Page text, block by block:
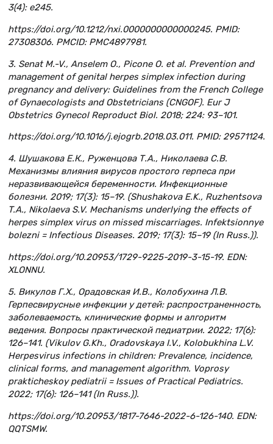
3(4): e245.
https://doi.org/10.1212/nxi.0000000000000245. PMID:
27308306. PMCID: PMC4897981.
3. Senat M.-V., Anselem O., Picone O. et al. Prevention and
management of genital herpes simplex infection during
pregnancy and delivery: Guidelines from the French College
of Gynaecologists and Obstetricians (CNGOF). Eur J
Obstetrics Gynecol Reproduct Biol. 2018; 224: 93–101.
https://doi.org/10.1016/j.ejogrb.2018.03.011. PMID: 29571124.
4. Шушакова Е.К., Руженцова Т.А., Николаева С.В.
Механизмы влияния вирусов простого герпеса при
неразвивающейся беременности. Инфекционные
болезни. 2019; 17(3): 15–19. (Shushakova E.K., Ruzhentsova
T.A., Nikolaeva S.V. Mechanisms underlying the effects of
herpes simplex virus on missed miscarriages. Infektsionnye
bolezni = Infectious Diseases. 2019; 17(3): 15–19 (In Russ.)).
https://doi.org/10.20953/1729-9225-2019-3-15-19. EDN:
XLONNU.
5. Викулов Г.Х., Орадовская И.В., Колобухина Л.В.
Герпесвирусные инфекции у детей: распространенность,
заболеваемость, клинические формы и алгоритм
ведения. Вопросы практической педиатрии. 2022; 17(6):
126–141. (Vikulov G.Kh., Oradovskaya I.V., Kolobukhina L.V.
Herpesvirus infections in children: Prevalence, incidence,
clinical forms, and management algorithm. Voprosy
prakticheskoy pediatrii = Issues of Practical Pediatrics.
2022; 17(6): 126–141 (In Russ.)).
https://doi.org/10.20953/1817-7646-2022-6-126-140. EDN:
QQTSMW.